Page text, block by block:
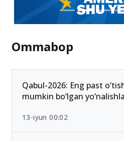
Ommabop
Qabul-2026: Eng past
mumkin bo‘lgan
13-iyun 00:02